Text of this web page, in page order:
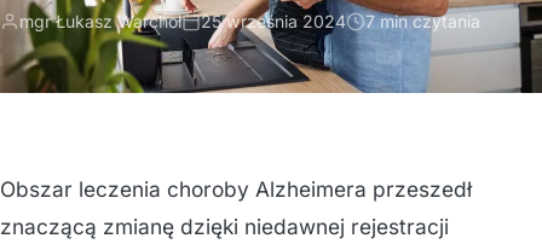
mgr Łukasz Warchoł 25 września 2024 7 min czytania
Obszar leczenia choroby Alzheimera przeszedł
znaczącą zmianę dzięki niedawnej rejestracji